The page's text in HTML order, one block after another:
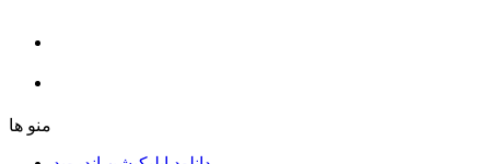
ﻣﻨﻮ ﻫﺎ